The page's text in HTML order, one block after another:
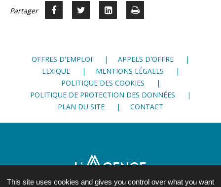
Partager Partager
Partager
Voir
Imprimer
OFFRES D'EMPLOI
APPELS D'OFFRE
LEXIQUE
MENTIONS LÉGALES
POLITIQUE DES COOKIES
POLITIQUE DE PROTECTION DES DONNÉES
PLAN DU SITE
CONTACT
This site uses cookies and gives you control over what you want